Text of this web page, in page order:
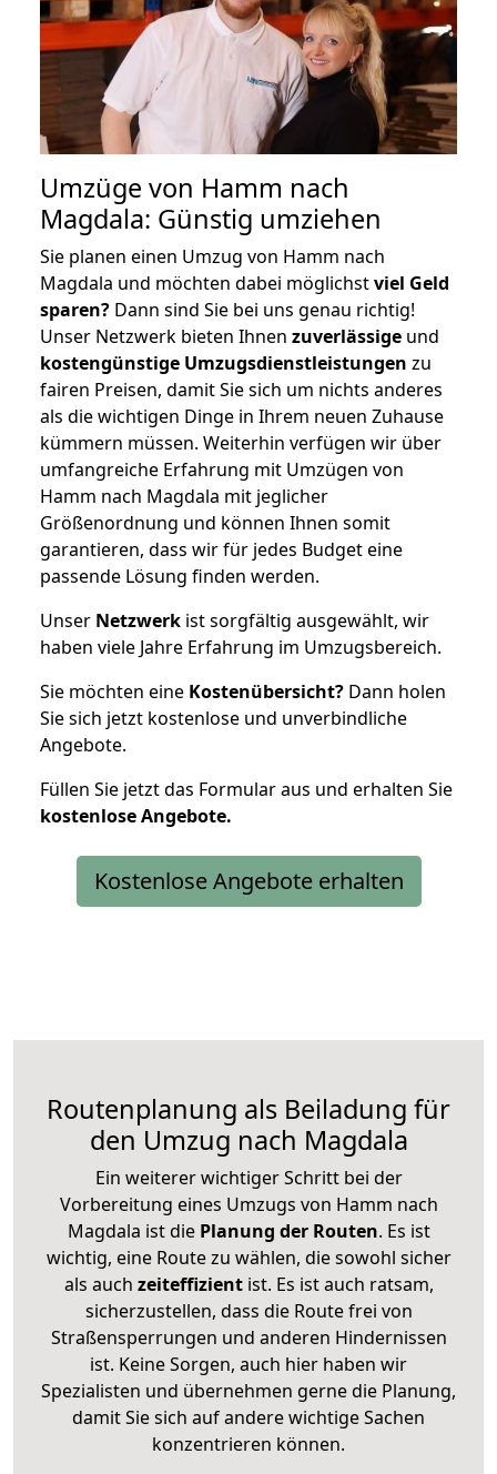
Umzüge von Hamm nach
Magdala: Günstig umziehen
Sie planen einen Umzug von Hamm nach
Magdala und möchten dabei möglichstviel Geld
sparen? Dann sind Sie bei uns genau richtig!
Unser Netzwerk bieten Ihnen zuverlässige und
kostengünstige Umzugsdienstleistungen zu
fairen Preisen, damit Sie sich um nichts anderes
als die wichtigen Dinge in Ihrem neuen Zuhause
kümmern müssen. Weiterhin verfügen wir über
umfangreiche Erfahrung mit Umzügen von
Hamm nach Magdala mit jeglicher
Größenordnung und können Ihnen somit
garantieren, dass wir für jedes Budget eine
passende Lösung finden werden.
Unser Netzwerk ist sorgfältig ausgewählt, wir
haben viele Jahre Erfahrung im Umzugsbereich.
Sie möchten eine Kostenübersicht? Dann holen
Sie sich jetzt kostenlose und unverbindliche
Angebote.
Füllen Sie jetzt das Formular aus und erhalten Sie
kostenloseAngebote.
Kostenlose Angebote erhalten
Routenplanung als Beiladung für
den Umzug nach Magdala
Ein weiterer wichtiger Schritt bei der
Vorbereitung eines Umzugs von Hamm nach
Magdala ist diePlanung der Routen. Es ist
wichtig, eine Route zu wählen, die sowohl sicher
als auch zeiteffizientist. Es ist auch ratsam,
sicherzustellen, dass die Route frei von
Straßensperrungen und anderen Hindernissen
ist. Keine Sorgen, auch hier haben wir
Spezialisten und übernehmen gerne die Planung,
damit Sie sich auf andere wichtige Sachen
konzentrieren können.